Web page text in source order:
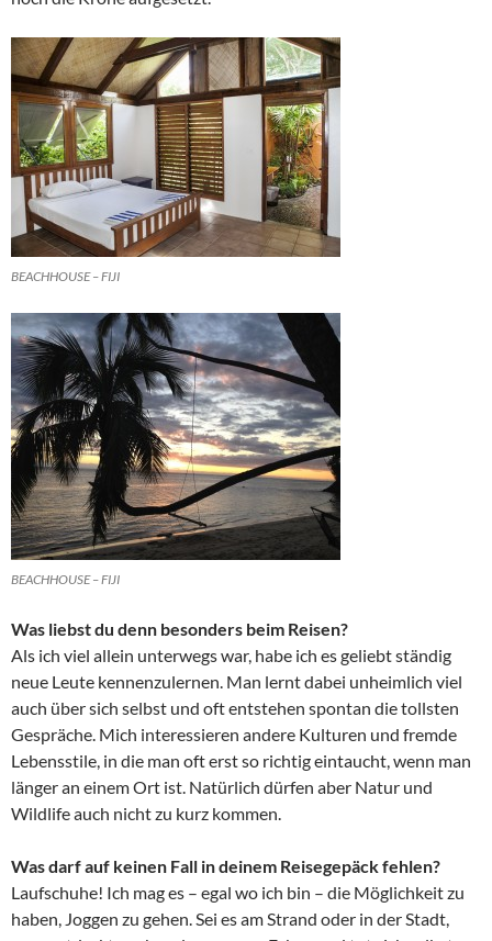
BEACHHOUSE – FIJI
BEACHHOUSE – FIJI
Was liebst du denn besonders beim Reisen?
Als ich viel allein unterwegs war, habe ich es geliebt ständig
neue Leute kennenzulernen. Man lernt dabei unheimlich viel
auch über sich selbst und oft entstehen spontan die tollsten
Gespräche. Mich interessieren andere Kulturen und fremde
Lebensstile, in die man oft erst so richtig eintaucht, wenn man
länger an einem Ort ist. Natürlich dürfen aber Natur und
Wildlife auch nicht zu kurz kommen.
Was darf auf keinen Fall in deinem Reisegepäck fehlen?
Laufschuhe! Ich mag es – egal wo ich bin – die Möglichkeit zu
haben, Joggen zu gehen. Sei es am Strand oder in der Stadt,